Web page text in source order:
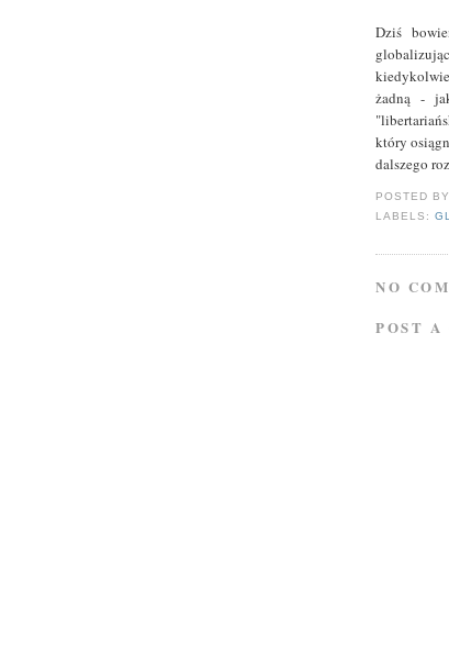
Dziś
żadną -
który
dalszego
POSTED
LABELS:
NO
POST A